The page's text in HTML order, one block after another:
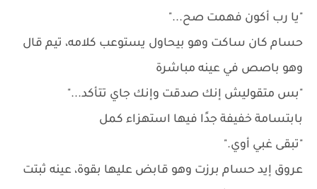
"يا رب أكون فهمت صح..."
حسام كان ساكت وهو بيحاول يستوعب كلامه، تيم قال
وهو باصص في عينه مباشرة
"بس متقوليش إنك صدقت وإنك جاي تتأكد..."
بابتسامة خفيفة جدًا فيها استهزاء كمل
"تبقى غبي أوي."
عروق إيد حسام برزت وهو قابض عليها بقوة، عينه ثبتت